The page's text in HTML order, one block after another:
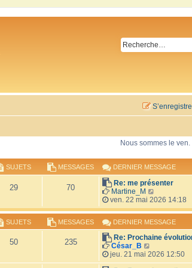
Nous sommes le
SUJETS MESSAGES DERNIER MESSAGE
29 70
Re: me présenter
Martine_M
o
i
r
l
e
d
r
n
ven. 22 mai 2026 14:18
SUJETS MESSAGES DERNIER MESSAGE
50 235
Re: Prochaine
César_B
o
i
jeu. 21 mai 2026 12:50